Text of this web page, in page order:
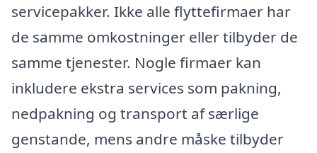
servicepakker. Ikke alle flyttefirmaer har
de samme omkostninger eller tilbyder de
samme tjenester. Nogle firmaer kan
inkludere ekstra services som pakning,
nedpakning og transport af særlige
genstande, mens andre måske tilbyder